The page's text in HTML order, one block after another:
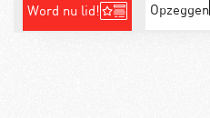
Word nu lid! Opzeggen